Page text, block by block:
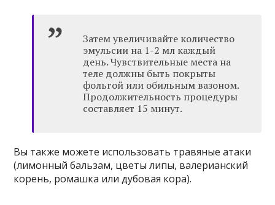
Затем увеличивайте количество
эмульсии на 1-2 мл каждый
день. Чувствительные места на
теле должны быть покрыты
фольгой или обильным вазоном.
Продолжительность процедуры
составляет 15 минут.
Вы также можете использовать травяные атаки
(лимонный бальзам, цветы липы, валерианский
корень, ромашка или дубовая кора).